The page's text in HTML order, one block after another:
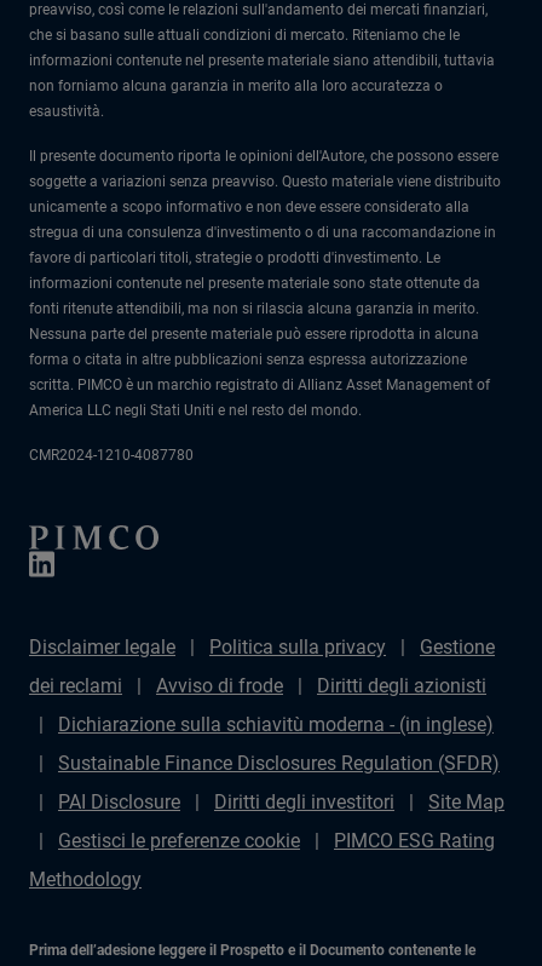
preavviso, così come le relazioni sull'andamento dei mercati finanziari,
che si basano sulle attuali condizioni di mercato. Riteniamo che le
informazioni contenute nel presente materiale siano attendibili, tuttavia
non forniamo alcuna garanzia in merito alla loro accuratezza o
esaustività.
Il presente documento riporta le opinioni dell'Autore, che possono essere
soggette a variazioni senza preavviso. Questo materiale viene distribuito
unicamente a scopo informativo e non deve essere considerato alla
stregua di una consulenza d'investimento o di una raccomandazione in
favore di particolari titoli, strategie o prodotti d'investimento. Le
informazioni contenute nel presente materiale sono state ottenute da
fonti ritenute attendibili, ma non si rilascia alcuna garanzia in merito.
Nessuna parte del presente materiale può essere riprodotta in alcuna
forma o citata in altre pubblicazioni senza espressa autorizzazione
scritta. PIMCO è un marchio registrato di Allianz Asset Management of
America LLC negli Stati Uniti e nel resto del mondo.
CMR2024-1210-4087780
Disclaimer legale Politica sulla privacy
Gestione
dei reclami
Avviso di frode
Diritti degli azionisti
Dichiarazione sulla schiavitù moderna - (in inglese)
Sustainable Finance Disclosures Regulation (SFDR)
PAI Disclosure
Diritti degli investitori
Site Map
Gestisci le preferenze cookie
PIMCO ESG Rating
Methodology
Prima dell’adesione leggere il Prospetto e il Documento contenente le